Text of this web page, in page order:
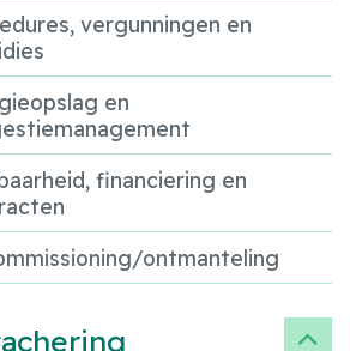
vergunningen en
en
financiering en
ontmanteling